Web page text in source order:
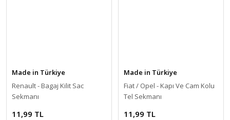
Made in Türkiye
Renault - Bagaj Kilit Sac
Sekmanı
11,99 TL
Made in Türkiye
Fiat / Opel - Kapı Ve Cam Kolu
Tel Sekmanı
11,99 TL